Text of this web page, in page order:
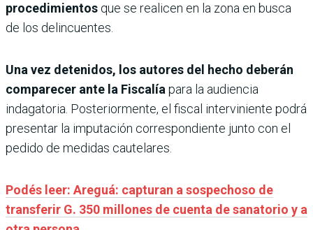
procedimientos que se realicen en la zona en busca
de los delincuentes.
Una vez detenidos, los autores del hecho deberán
comparecer ante la Fiscalíapara la audiencia
indagatoria. Posteriormente, el fiscal interviniente podrá
presentar la imputación correspondiente junto con el
pedido de medidas cautelares.
Podés leer: Areguá: capturan a sospechoso de
transferir G. 350 millones de cuenta de sanatorio y a